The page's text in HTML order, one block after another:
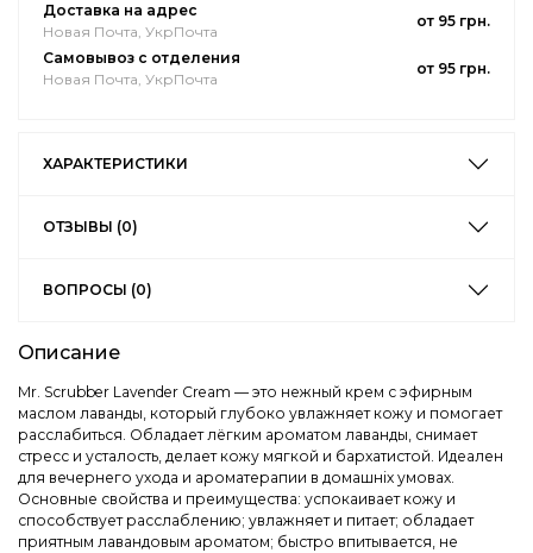
Доставка на адрес
Новая Почта, УкрПочта
от 95 грн.
Самовывоз с отделения
Новая Почта, УкрПочта
от 95 грн.
ХАРАКТЕРИСТИКИ
ОТЗЫВЫ (0)
ВОПРОСЫ (0)
Описание
Mr. Scrubber Lavender Cream — это нежный крем с эфирным
маслом лаванды, который глубоко увлажняет кожу и помогает
расслабиться. Обладает лёгким ароматом лаванды, снимает
стресс и усталость, делает кожу мягкой и бархатистой. Идеален
для вечернего ухода и ароматерапии в домашніх умовах.
Основные свойства и преимущества: успокаивает кожу и
способствует расслаблению; увлажняет и питает; обладает
приятным лавандовым ароматом; быстро впитывается, не